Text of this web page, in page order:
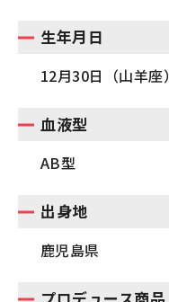
生年月日
12月30日（山羊座）
血液型
AB型
出身地
鹿児島県